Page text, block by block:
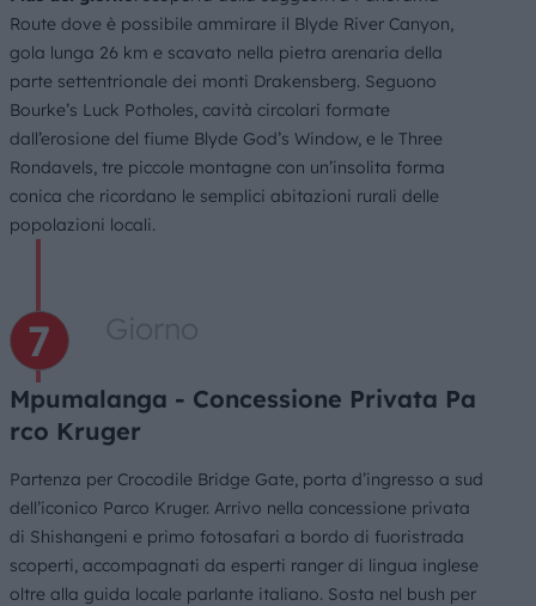
Route dove è possibile ammirare il Blyde River Canyon,
gola lunga 26 km e scavato nella pietra arenaria della
parte settentrionale dei monti Drakensberg. Seguono
Bourke’s Luck Potholes, cavità circolari formate
dall’erosione del fiume Blyde God’s Window, e le Three
Rondavels, tre piccole montagne con un’insolita forma
conica che ricordano le semplici abitazioni rurali delle
popolazioni locali.
Mpumalanga - Concessione Privata Pa
rco Kruger
Partenza per Crocodile Bridge Gate, porta d’ingresso a sud
dell’iconico Parco Kruger. Arrivo nella concessione privata
di Shishangeni e primo fotosafari a bordo di fuoristrada
scoperti, accompagnati da esperti ranger di lingua inglese
oltre alla guida locale parlante italiano. Sosta nel bush per